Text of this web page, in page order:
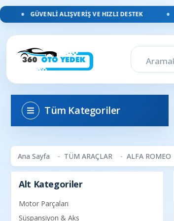
GÜVENLI ALIŞVERIŞ VE HIZLI DESTEK
Tüm Kategoriler
Ana Sayfa TÜM ARAÇLAR ALFA ROMEO
Alt Kategoriler
Motor Parçaları
Süspansiyon & Aks